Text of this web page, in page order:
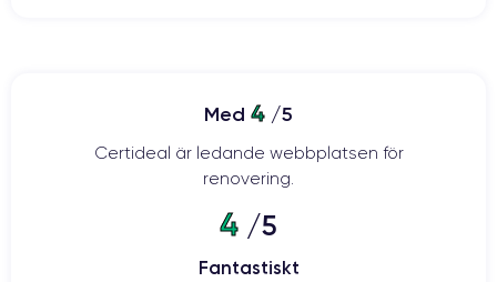
Med 4 /5
Certideal är ledande webbplatsen för
renovering.
4 /5
Fantastiskt